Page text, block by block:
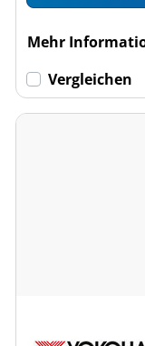
Mehr
Vergleichen